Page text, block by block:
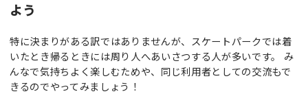
よう
特に決まりがある訳ではありませんが、スケートパークでは着
いたとき帰るときには周り人へあいさつする人が多いです。 み
んなで気持ちよく楽しむためや、同じ利用者としての交流もで
きるのでやってみましょう！